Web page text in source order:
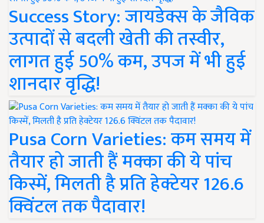
Success Story: जायडेक्स के जैविक
उत्पादों से बदली खेती की तस्वीर,
लागत हुई 50% कम, उपज में भी हुई
शानदार वृद्धि!
Pusa Corn Varieties: कम समय में
तैयार हो जाती हैं मक्का की ये पांच
किस्में, मिलती है प्रति हेक्टेयर 126.6
क्विंटल तक पैदावार!